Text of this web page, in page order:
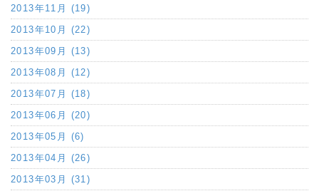
2013年11月 (19)
2013年10月 (22)
2013年09月 (13)
2013年08月 (12)
2013年07月 (18)
2013年06月 (20)
2013年05月 (6)
2013年04月 (26)
2013年03月 (31)